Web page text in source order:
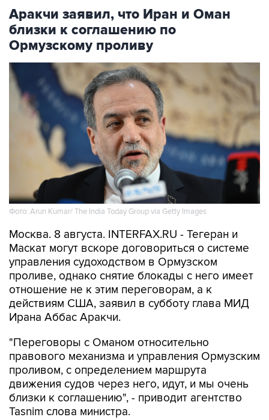
Аракчи заявил, что Иран и Оман
близки к соглашению по
Ормузскому проливу
Фото: Arun Kumar/ The India Today Group via Getty Images
Москва. 8 августа. INTERFAX.RU - Тегеран и
Маскат могут вскоре договориться о системе
управления судоходством в Ормузском
проливе, однако снятие блокады с него имеет
отношение не к этим переговорам, а к
действиям США, заявил в субботу глава МИД
Ирана Аббас Аракчи.
"Переговоры с Оманом относительно
правового механизма и управления Ормузским
проливом, с определением маршрута
движения судов через него, идут, и мы очень
близки к соглашению", - приводит агентство
Tasnim слова министра.